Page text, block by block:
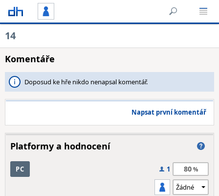
14
Komentáře
Doposud ke hře nikdo nenapsal komentář.
Napsat první komentář
Platformy a hodnocení
PC 1 80